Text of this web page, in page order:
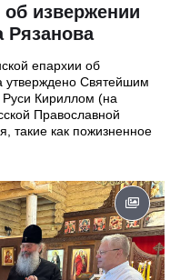
извержении
Рязанова
епархии об
утверждено Святейшим
Кириллом (на
Православной
такие как пожизненное